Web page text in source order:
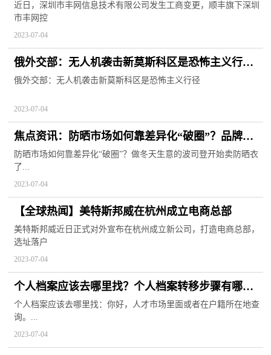
近日，深圳市丰网信息技术有限公司发生工商变更，顺丰旗下深圳
市丰网控
2023-07-04
俄外交部：无人机袭击新莫斯科区是恐怖主义行径_
焦点快报
俄外交部：无人机袭击新莫斯科区是恐怖主义行径
2023-07-04
焦点资讯：防晒市场如何靠差异化“破圈”？品牌方
积极布局
防晒市场如何靠差异化“破圈”？做冬天生意的波司登开始卖防晒衣
了...
2023-07-04
【全球热闻】美特斯邦威在杭州成立电商总部
美特斯邦威近日正式对外宣布在杭州成立新公司，打造电商总部，
选址落户
2023-07-04
个人档案应该去哪里找？个人档案转移步骤有哪
些？
个人档案应该去哪里找：你好，人才市场里面或者在户籍所在地查
询。...
2023-07-04